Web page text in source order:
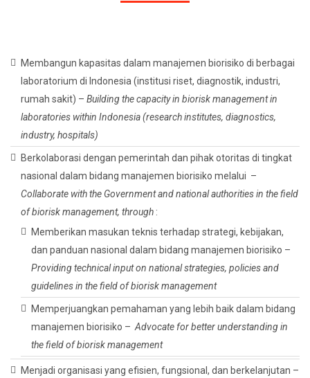
Membangun kapasitas dalam manajemen biorisiko di berbagai
laboratorium di Indonesia (institusi riset, diagnostik, industri,
rumah sakit) – Building the capacity in biorisk management in
laboratories within Indonesia (research institutes, diagnostics,
industry, hospitals)
Berkolaborasi dengan pemerintah dan pihak otoritas di tingkat
nasional dalam bidang manajemen biorisiko melalui –
Collaborate with the Government and national authorities in the field
of biorisk management, through :
Memberikan masukan teknis terhadap strategi, kebijakan,
dan panduan nasional dalam bidang manajemen biorisiko –
Providing technical input on national strategies, policies and
guidelines in the field of biorisk management
Memperjuangkan pemahaman yang lebih baik dalam bidang
manajemen biorisiko – Advocate for better understanding in
the field of biorisk management
Menjadi organisasi yang efisien, fungsional, dan berkelanjutan –